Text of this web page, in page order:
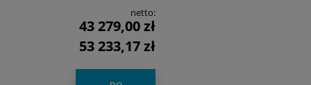
netto:
43 279,00 zł
53 233,17 zł